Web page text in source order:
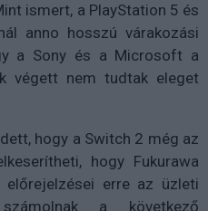
ismert, a PlayStation 5 és
anno hosszú várakozási
a Sony és a Microsoft a
végett nem tudtak eleget
hogy a Switch 2 még az
hogy Fukurawa
erre az üzleti
a következő